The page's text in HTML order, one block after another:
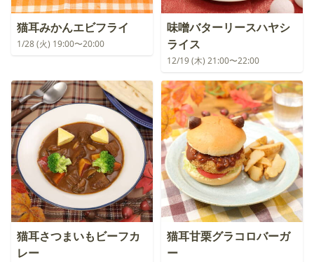
猫耳みかんエビフライ
1/28 (火) 19:00〜20:00
味噌バターリースハヤシ
ライス
12/19 (木) 21:00〜22:00
猫耳さつまいもビーフカ
レー
猫耳甘栗グラコロバーガ
ー